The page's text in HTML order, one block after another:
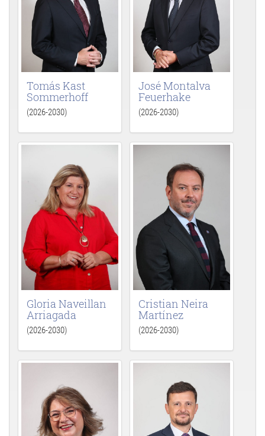
Tomás Kast
Sommerhoff
(2026-2030)
José Montalva
Feuerhake
(2026-2030)
Gloria Naveillan
Arriagada
(2026-2030)
Cristian Neira
Martínez
(2026-2030)